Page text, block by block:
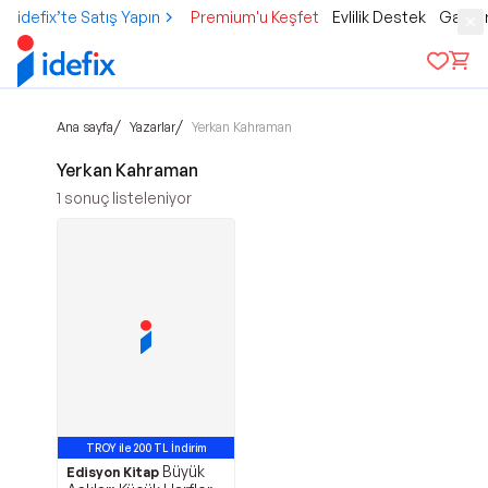
idefix’te Satış Yapın Premium'u Keşfet Evlilik Destek
Ana sayfa/ Yazarlar/ Yerkan Kahraman
Yerkan Kahraman
1 sonuç listeleniyor
TROY ile 200 TL İndirim
Edisyon Kitap Büyük